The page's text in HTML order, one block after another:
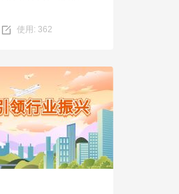
使用: 362
预览
使用